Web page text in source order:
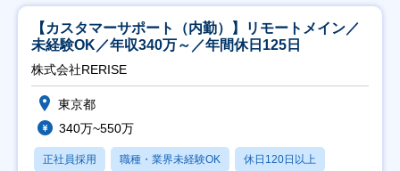
【カスタマーサポート（内勤）】リモートメイン／
未経験OK／年収340万～／年間休日125日
株式会社RERISE
東京都
340万~550万
正社員採用 職種・業界未経験OK 休日120日以上